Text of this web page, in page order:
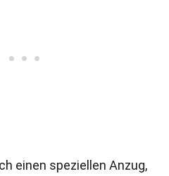
einen speziellen Anzug,